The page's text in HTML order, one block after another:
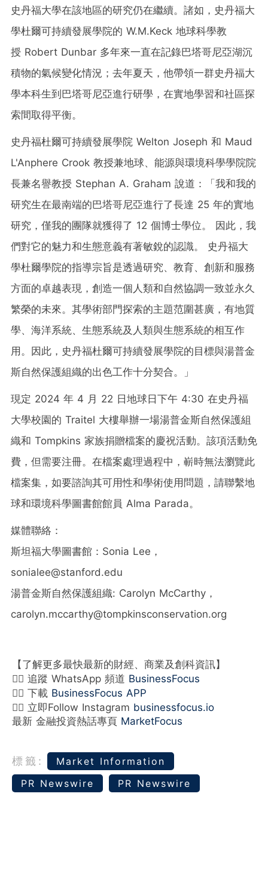
史丹福大學在該地區的研究仍在繼續。諸如，史丹福大
學杜爾可持續發展學院的 W.M.Keck 地球科學教
授 Robert Dunbar 多年來一直在記錄巴塔哥尼亞湖沉
積物的氣候變化情況；去年夏天，他帶領一群史丹福大
學本科生到巴塔哥尼亞進行研學，在實地學習和社區探
索間取得平衡。
史丹福杜爾可持續發展學院 Welton Joseph 和 Maud
L'Anphere Crook 教授兼地球、能源與環境科學學院院
長兼名譽教授 Stephan A. Graham 說道：「我和我的
研究生在最南端的巴塔哥尼亞進行了長達 25 年的實地
研究，僅我的團隊就獲得了 12 個博士學位。 因此，我
們對它的魅力和生態意義有著敏銳的認識。 史丹福大
學杜爾學院的指導宗旨是透過研究、教育、創新和服務
方面的卓越表現，創造一個人類和自然協調一致並永久
繁榮的未來。其學術部門探索的主題范圍甚廣，有地質
學、海洋系統、生態系統及人類與生態系統的相互作
用。因此，史丹福杜爾可持續發展學院的目標與湯普金
斯自然保護組織的出色工作十分契合。」
現定 2024 年 4 月 22 日地球日下午 4:30 在史丹福
大學校園的 Traitel 大樓舉辦一場湯普金斯自然保護組
織和 Tompkins 家族捐贈檔案的慶祝活動。該項活動免
費，但需要注冊。在檔案處理過程中，嶄時無法瀏覽此
檔案集，如要諮詢其可用性和學術使用問題，請聯繫地
球和環境科學圖書館館員 Alma Parada。
媒體聯絡：
斯坦福大學圖書館：Sonia Lee，
sonialee@stanford.edu
湯普金斯自然保護組織: Carolyn McCarthy，
carolyn.mccarthy@tompkinsconservation.org
【了解更多最快最新的財經、商業及創科資訊】
👉🏻 追蹤 WhatsApp 頻道 BusinessFocus
👉🏻 下載 BusinessFocus APP
👉🏻 立即Follow Instagram businessfocus.io
最新 金融投資熱話專頁 MarketFocus
標籤:
Market Information
PR Newswire
PR Newswire